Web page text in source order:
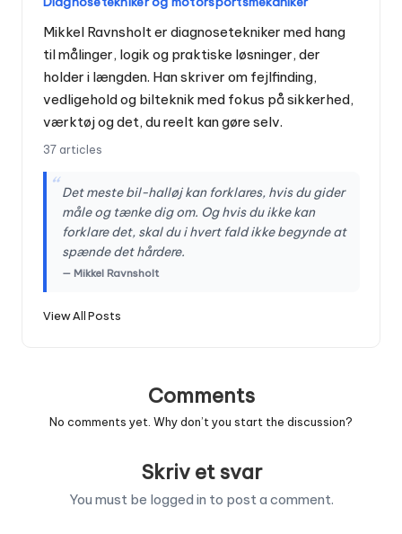
Mikkel Ravnsholt er diagnosetekniker med hang
til målinger, logik og praktiske løsninger, der
holder i længden. Han skriver om fejlfinding,
vedligehold og bilteknik med fokus på sikkerhed,
værktøj og det, du reelt kan gøre selv.
37 articles
“ Det meste bil-halløj kan forklares, hvis du gider
måle og tænke dig om. Og hvis du ikke kan
forklare det, skal du i hvert fald ikke begynde at
spænde det hårdere.
— Mikkel Ravnsholt
View All Posts
Comments
No comments yet. Why don’t you start the discussion?
Skriv et svar
You must be logged in to post a comment.